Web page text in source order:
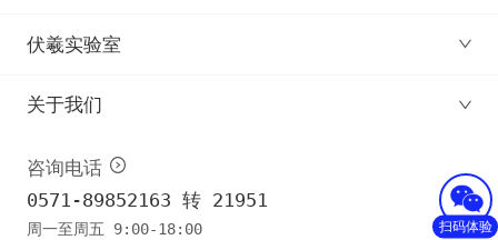
伏羲实验室
关于我们
咨询电话
0571-89852163 转 21951
周一至周五 9:00-18:00 扫码体验